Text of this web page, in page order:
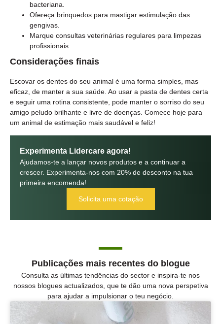
bacteriana.
Ofereça brinquedos para mastigar estimulação das
gengivas.
Marque consultas veterinárias regulares para limpezas
profissionais.
Considerações finais
Escovar os dentes do seu animal é uma forma simples, mas
eficaz, de manter a sua saúde. Ao usar a pasta de dentes certa
e seguir uma rotina consistente, pode manter o sorriso do seu
amigo peludo brilhante e livre de doenças. Comece hoje para
um animal de estimação mais saudável e feliz!
Experimenta Lidercare agora!
Ajudamos-te a lançar novos produtos e a continuar a
crescer. Experimenta-nos com 20% de desconto na tua
primeira encomenda!
Solicita uma cotação
Publicações mais recentes do blogue
Consulta as últimas tendências do sector e inspira-te nos
nossos blogues actualizados, que te dão uma nova perspetiva
para ajudar a impulsionar o teu negócio.